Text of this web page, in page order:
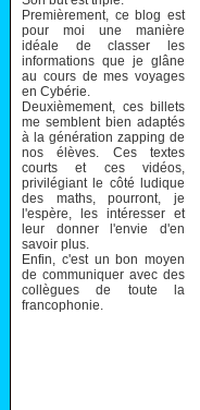
Premièrement, ce blog est
pour moi une manière
idéale de classer les
informations que je glâne
au cours de mes voyages
en Cybérie.
Deuxièmement, ces billets
me semblent bien adaptés
à la génération zapping de
nos élèves. Ces textes
courts et ces vidéos,
privilégiant le côté ludique
des maths, pourront, je
l'espère, les intéresser et
leur donner l'envie d'en
savoir plus.
Enfin, c'est un bon moyen
de communiquer avec des
collègues de toute la
francophonie.